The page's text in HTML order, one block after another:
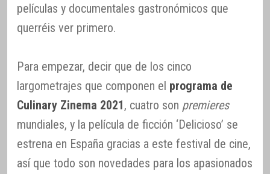
películas y documentales gastronómicos que
querréis ver primero.
Para empezar, decir que de los cinco
largometrajes que componen el programa de
Culinary Zinema 2021, cuatro son premieres
mundiales, y la película de ficción ‘Delicioso’ se
estrena en España gracias a este festival de cine,
así que todo son novedades para los apasionados